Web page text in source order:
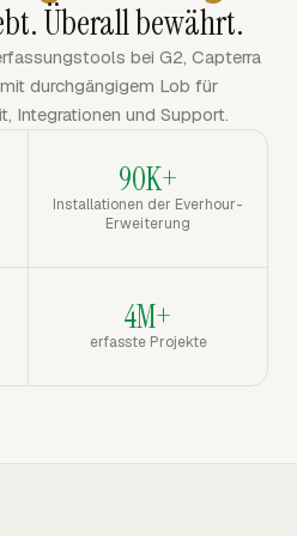
Überall bewährt.
bei G2, Capterra
durchgängigem Lob für
Integrationen und Support.
90K+
Installationen der Everhour-
Erweiterung
4M+
erfasste Projekte